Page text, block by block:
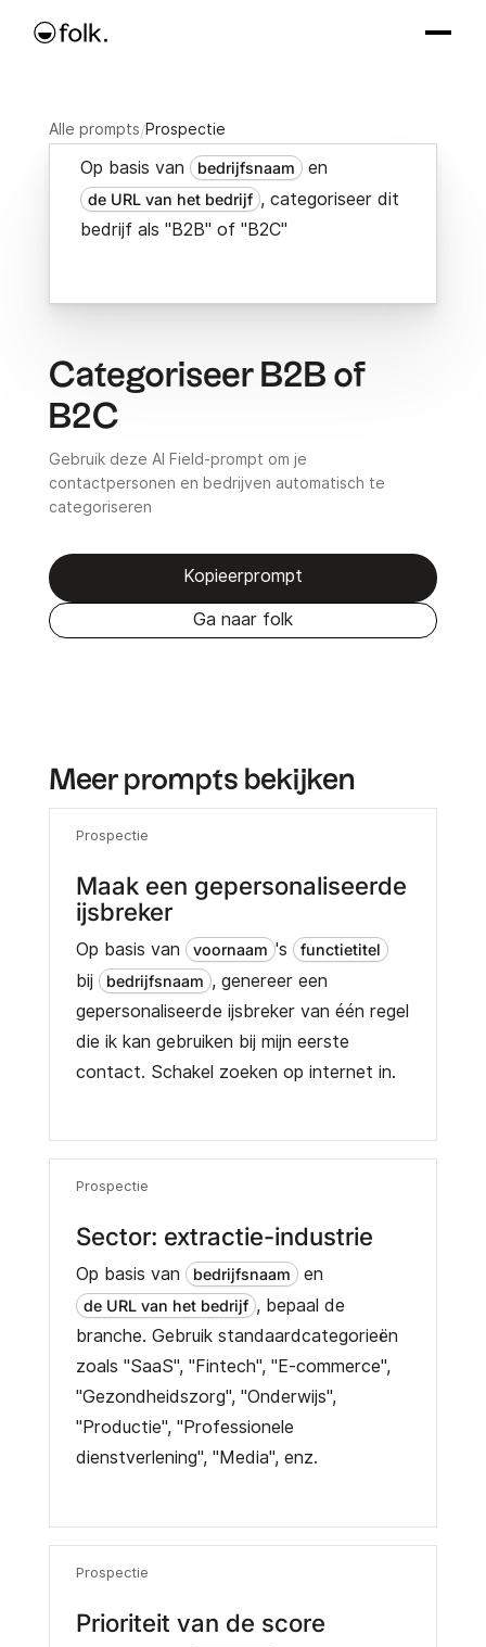
Alle prompts/Prospectie
Op basis van bedrijfsnaam en
de URL van het bedrijf , categoriseer dit
bedrijf als "B2B" of "B2C"
Categoriseer B2B of
B2C
Gebruik deze AI Field-prompt om je
contactpersonen en bedrijven automatisch te
categoriseren
Kopieerprompt
Ga naar folk
Meer prompts bekijken
Prospectie
Maak een gepersonaliseerde
ijsbreker
Op basis van voornaam 's functietitel
bij bedrijfsnaam , genereer een
gepersonaliseerde ijsbreker van één regel
die ik kan gebruiken bij mijn eerste
contact. Schakel zoeken op internet in.
Prospectie
Sector: extractie-industrie
Op basis van bedrijfsnaam en
de URL van het bedrijf , bepaal de
branche. Gebruik standaardcategorieën
zoals "SaaS", "Fintech", "E-commerce",
"Gezondheidszorg", "Onderwijs",
"Productie", "Professionele
dienstverlening", "Media", enz.
Prospectie
Prioriteit van de score